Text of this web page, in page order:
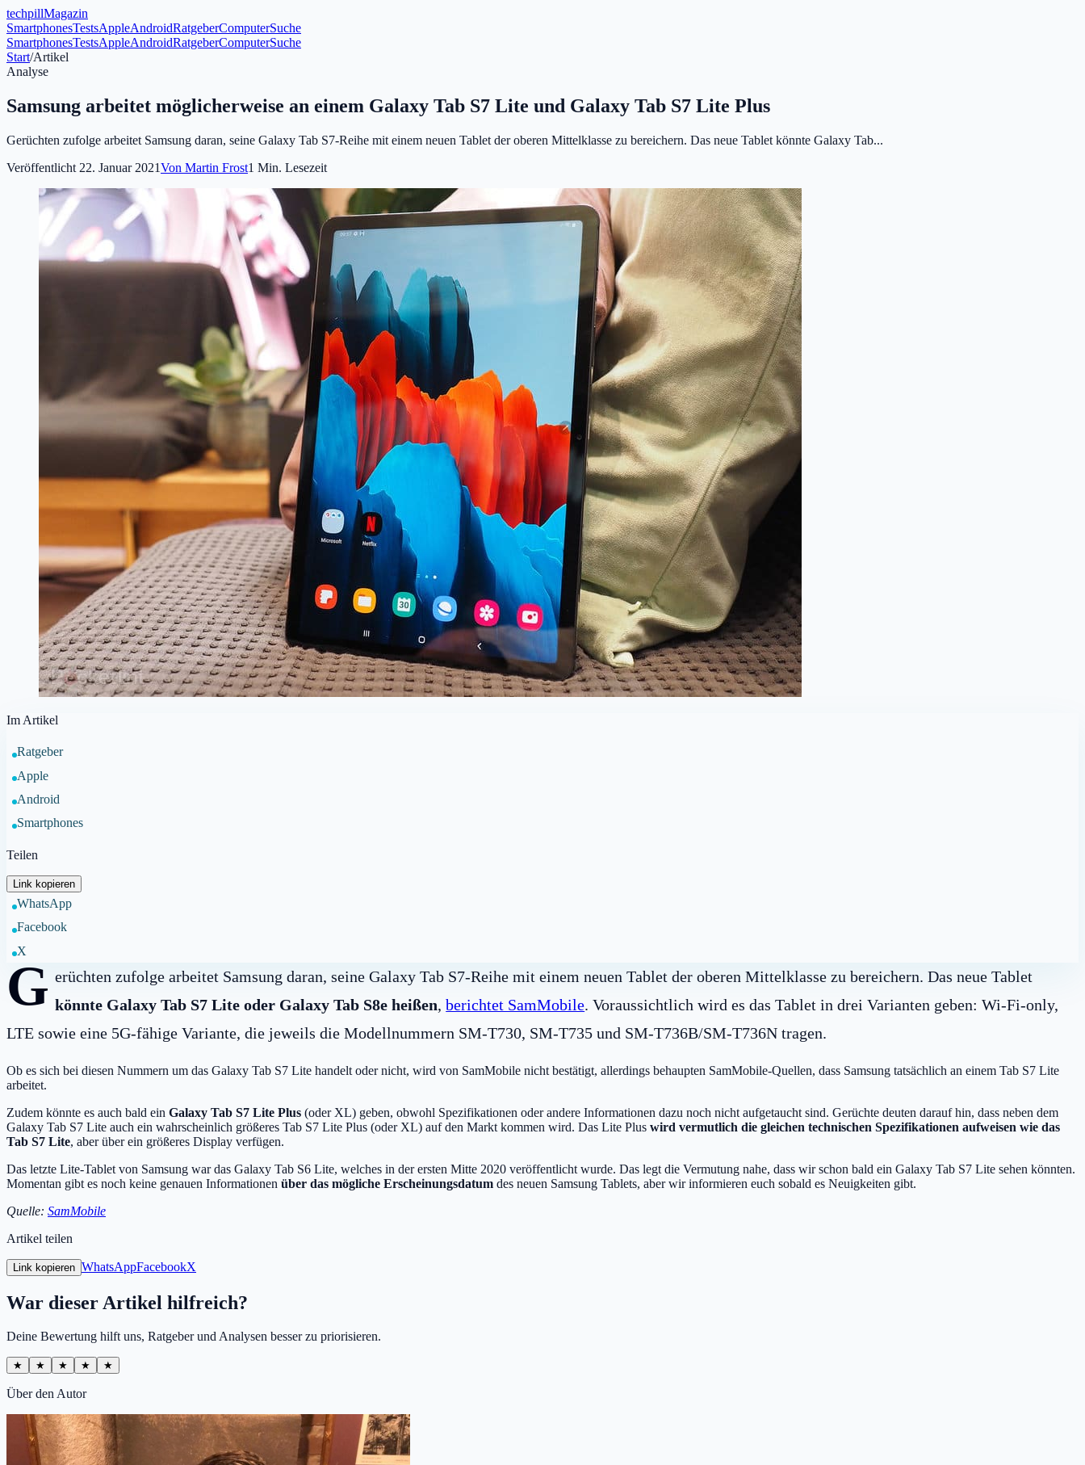
techpillMagazin
SmartphonesTestsAppleAndroidRatgeberComputerSuche
SmartphonesTestsAppleAndroidRatgeberComputerSuche
Start/Artikel
Analyse
Samsung arbeitet möglicherweise an einem Galaxy Tab S7 Lite und Galaxy Tab S7 Lite Plus
Gerüchten zufolge arbeitet Samsung daran, seine Galaxy Tab S7-Reihe mit einem neuen Tablet der oberen Mittelklasse zu bereichern. Das neue Tablet könnte Galaxy Tab...
Veröffentlicht 22. Januar 2021Von Martin Frost1 Min. Lesezeit
Im Artikel
Ratgeber
Apple
Android
Smartphones
Teilen
Link kopieren
WhatsApp
Facebook
X
G erüchten zufolge arbeitet Samsung daran, seine Galaxy Tab S7-Reihe mit einem neuen Tablet der oberen Mittelklasse zu bereichern. Das neue Tablet
könnte Galaxy Tab S7 Lite oder Galaxy Tab S8e heißen,berichtet SamMobile. Voraussichtlich wird es das Tablet in drei Varianten geben: Wi-Fi-only,
LTE sowie eine 5G-fähige Variante, die jeweils die Modellnummern SM-T730, SM-T735 und SM-T736B/SM-T736N tragen.
Ob es sich bei diesen Nummern um das Galaxy Tab S7 Lite handelt oder nicht, wird von SamMobile nicht bestätigt, allerdings behaupten SamMobile-Quellen, dass Samsung tatsächlich an einem Tab S7 Lite
arbeitet.
Zudem könnte es auch bald ein Galaxy Tab S7 Lite Plus (oder XL) geben, obwohl Spezifikationen oder andere Informationen dazu noch nicht aufgetaucht sind. Gerüchte deuten darauf hin, dass neben dem
Galaxy Tab S7 Lite auch ein wahrscheinlich größeres Tab S7 Lite Plus (oder XL) auf den Markt kommen wird. Das Lite Plus wird vermutlich die gleichen technischen Spezifikationen aufweisen wie das
Tab S7 Lite, aber über ein größeres Display verfügen.
Das letzte Lite-Tablet von Samsung war das Galaxy Tab S6 Lite, welches in der ersten Mitte 2020 veröffentlicht wurde. Das legt die Vermutung nahe, dass wir schon bald ein Galaxy Tab S7 Lite sehen könnten.
Momentan gibt es noch keine genauen Informationen über das mögliche Erscheinungsdatum des neuen Samsung Tablets, aber wir informieren euch sobald es Neuigkeiten gibt.
Quelle: SamMobile
Artikel teilen
Link kopieren WhatsAppFacebookX
War dieser Artikel hilfreich?
Deine Bewertung hilft uns, Ratgeber und Analysen besser zu priorisieren.
★ ★ ★ ★ ★
Über den Autor